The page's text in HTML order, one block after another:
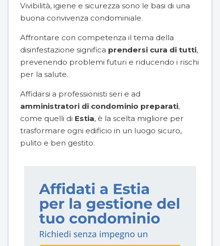
Vivibilità, igiene e sicurezza sono le basi di una
buona convivenza condominiale.
Affrontare con competenza il tema della
disinfestazione significa prendersi cura di tutti,
prevenendo problemi futuri e riducendo i rischi
per la salute.
Affidarsi a professionisti seri e ad
amministratori di condominio preparati,
come quelli di Estia, è la scelta migliore per
trasformare ogni edificio in un luogo sicuro,
pulito e ben gestito.